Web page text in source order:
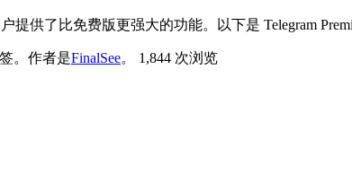
提供了比免费版更强大的功能。以下是 Telegram
。 作者是FinalSee。 1,844 次浏览